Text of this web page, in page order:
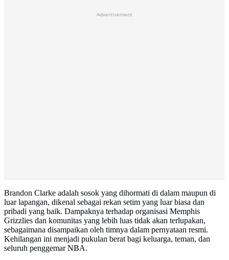
Advertisement
Brandon Clarke adalah sosok yang dihormati di dalam maupun di
luar lapangan, dikenal sebagai rekan setim yang luar biasa dan
pribadi yang baik. Dampaknya terhadap organisasi Memphis
Grizzlies dan komunitas yang lebih luas tidak akan terlupakan,
sebagaimana disampaikan oleh timnya dalam pernyataan resmi.
Kehilangan ini menjadi pukulan berat bagi keluarga, teman, dan
seluruh penggemar NBA.